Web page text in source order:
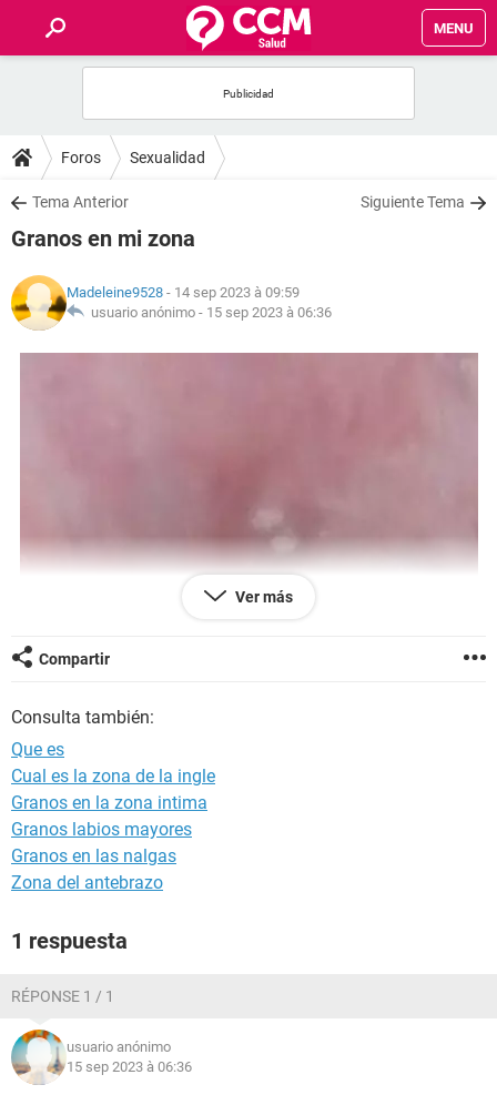
MENU
FORUMS
SALUD
NUTRICIÓN
Foros Sexualidad
Tema Anterior Siguiente Tema
Granos en mi zona
Madeleine9528 - 14 sep 2023 à 09:59
usuario anónimo - 15 sep 2023 à 06:36
Buenas, espero se encuentren muy bien!
íntima?
Ver más
Compartir
Consulta también:
Que es
Cual es la zona de la ingle
Granos en la zona intima
Granos labios mayores
Granos en las nalgas
Zona del antebrazo
1 respuesta
RÉPONSE 1 / 1
usuario anónimo
15 sep 2023 à 06:36